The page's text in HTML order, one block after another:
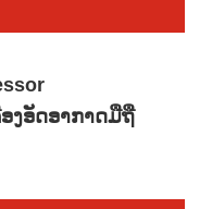
ອງອັດອາກາດມືຖື